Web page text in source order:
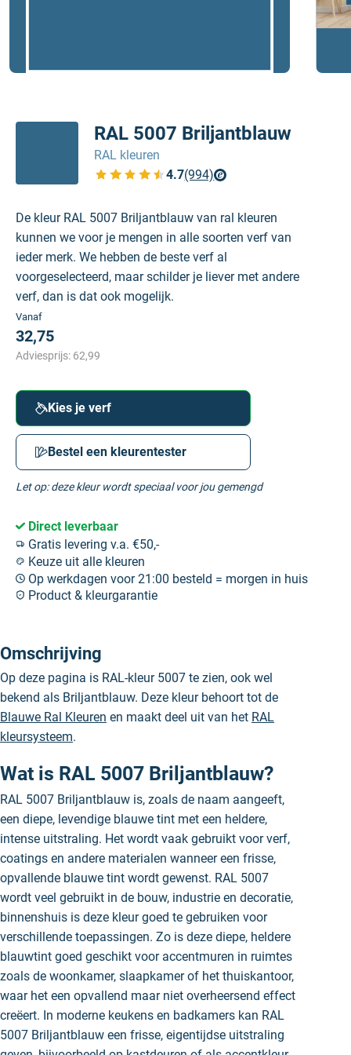
RAL 5007 Briljantblauw
RAL kleuren
4.7(994)
Bekijk de verfplaza beoordelingen
De kleur RAL 5007 Briljantblauw van ral kleuren
kunnen we voor je mengen in alle soorten verf van
ieder merk. We hebben de beste verf al
voorgeselecteerd, maar schilder je liever met andere
verf, dan is dat ook mogelijk.
Vanaf
32,75
Adviesprijs: 62,99
Kies je verf
Bestel een kleurentester
Let op: deze kleur wordt speciaal voor jou gemengd
Direct leverbaar
Gratis levering v.a. €50,-
Keuze uit alle kleuren
Op werkdagen voor 21:00 besteld = morgen in huis
Product & kleurgarantie
Omschrijving
Op deze pagina is RAL-kleur 5007 te zien, ook wel
bekend als Briljantblauw. Deze kleur behoort tot de
Blauwe Ral Kleuren en maakt deel uit van het RAL
kleursysteem.
Wat is RAL 5007 Briljantblauw?
RAL 5007 Briljantblauw is, zoals de naam aangeeft,
een diepe, levendige blauwe tint met een heldere,
intense uitstraling. Het wordt vaak gebruikt voor verf,
coatings en andere materialen wanneer een frisse,
opvallende blauwe tint wordt gewenst. RAL 5007
wordt veel gebruikt in de bouw, industrie en decoratie,
binnenshuis is deze kleur goed te gebruiken voor
verschillende toepassingen. Zo is deze diepe, heldere
blauwtint goed geschikt voor accentmuren in ruimtes
zoals de woonkamer, slaapkamer of het thuiskantoor,
waar het een opvallend maar niet overheersend effect
creëert. In moderne keukens en badkamers kan RAL
5007 Briljantblauw een frisse, eigentijdse uitstraling